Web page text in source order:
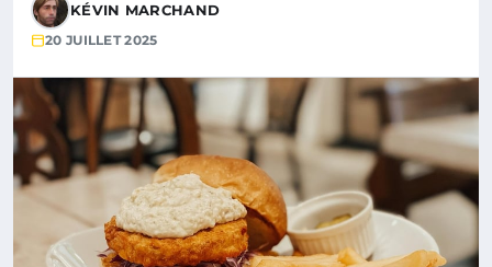
KÉVIN MARCHAND
20 JUILLET 2025